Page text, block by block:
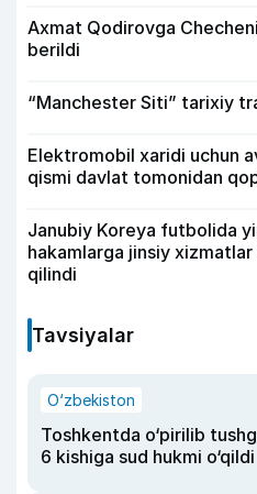
Axmat Qodirovga
berildi
“Manchester Siti” tarixiy
Elektromobil xaridi uchun
qismi davlat tomonidan
Janubiy Koreya futbolida
hakamlarga jinsiy xizmatlar
qilindi
Tavsiyalar
O‘zbekiston
Toshkentda o‘pirilib
6 kishiga sud hukmi o‘qildi